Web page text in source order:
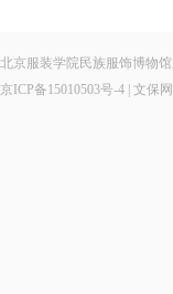
北京服装学院民族服饰博物馆
京ICP备15010503号-4 | 文保